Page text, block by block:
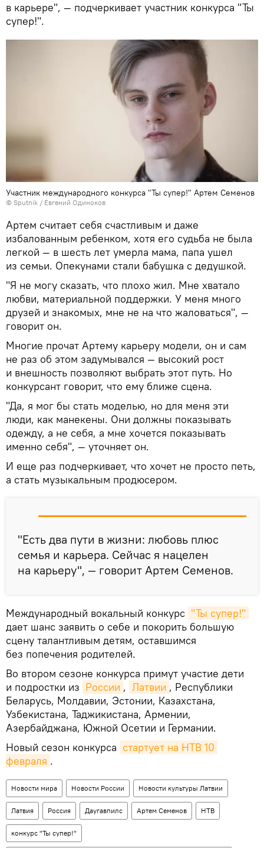
в карьере", — подчеркивает участник конкурса "Ты
супер!".
Участник международного конкурса "Ты супер!" Артем Семенов
© Sputnik / Евгений Одиноков
Артем считает себя счастливым и даже
избалованным ребенком, хотя его судьба не была
легкой — в шесть лет умерла мама, папа ушел
из семьи. Опекунами стали бабушка с дедушкой.
"Я не могу сказать, что плохо жил. Мне хватало
любви, материальной поддержки. У меня много
друзей и знакомых, мне не на что жаловаться", —
говорит он.
Многие прочат Артему карьеру модели, он и сам
не раз об этом задумывался — высокий рост
и внешность позволяют выбрать этот путь. Но
конкурсант говорит, что ему ближе сцена.
"Да, я мог бы стать моделью, но для меня эти
люди, как манекены. Они должны показывать
одежду, а не себя, а мне хочется показывать
именно себя", — уточняет он.
И еще раз подчеркивает, что хочет не просто петь,
а стать музыкальным продюсером.
"Есть два пути в жизни: любовь плюс
семья и карьера. Сейчас я нацелен
на карьеру", — говорит Артем Семенов.
Международный вокальный конкурс "Ты супер!"
дает шанс заявить о себе и покорить большую
сцену талантливым детям, оставшимся
без попечения родителей.
Во втором сезоне конкурса примут участие дети
и подростки из России , Латвии , Республики
Беларусь, Молдавии, Эстонии, Казахстана,
Узбекистана, Таджикистана, Армении,
Азербайджана, Южной Осетии и Германии.
Новый сезон конкурса стартует на НТВ 10
февраля .
Новости мира Новости России Новости культуры Латвии
Латвия Россия Даугавпилс Артем Семенов НТВ
конкурс "Ты супер!"